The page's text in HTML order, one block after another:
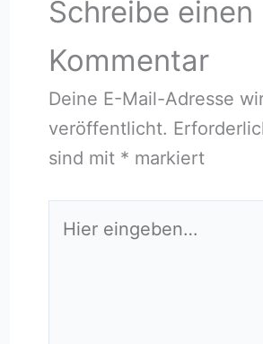
Schreibe einen
Kommentar
Deine E-Mail-Adresse
veröffentlicht.
sind mit * markiert
eingeben…